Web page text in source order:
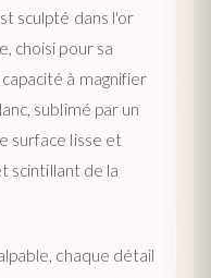
sculpté dans l'or
choisi pour sa
à magnifier
sublimé par un
surface lisse et
scintillant de la
chaque détail